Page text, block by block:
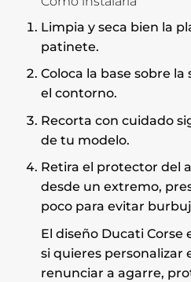
Limpia y seca bien la
patinete.
Coloca la base sobre
el contorno.
Recorta con cuidado
de tu modelo.
Retira el protector del
desde un extremo,
poco para evitar
El diseño Ducati Corse
si quieres personalizar
renunciar a agarre,